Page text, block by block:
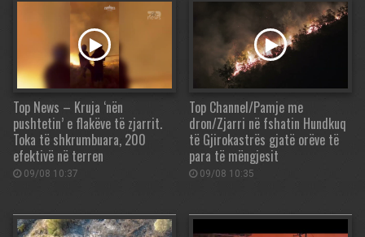
Top News – Kruja ‘nën
pushtetin’ e flakëve të zjarrit.
Toka të shkrumbuara, 200
efektivë në terren
09/08 10:37
Top Channel/Pamje me
dron/Zjarri në fshatin Hundkuq
të Gjirokastrës gjatë orëve të
para të mëngjesit
09/08 10:35